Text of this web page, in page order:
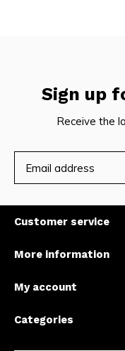
Sign up
Receive the
Customer service
More information
My account
Categories